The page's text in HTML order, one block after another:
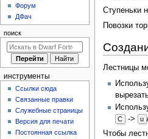
Ступеньки
Повозки
Лестницы
C -> u
Чтобы
и
я
Форум
ДФач
поиск
инструменты
Ссылки сюда
Связанные правки
Служебные страницы
Версия для печати
Постоянная ссылка